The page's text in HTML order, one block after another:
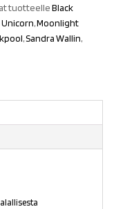
tuotteelleBlack
Unicorn,Moonlight
,Sandra Wallin,